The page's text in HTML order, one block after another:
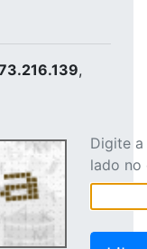
,
Digite
lado no